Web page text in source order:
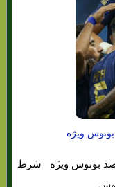
بازی النصر و الخلیج 100 درصد بونوس ویژه شرط